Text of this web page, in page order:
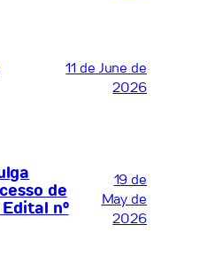
11 de June de
2026
de
nº
19 de
May de
2026